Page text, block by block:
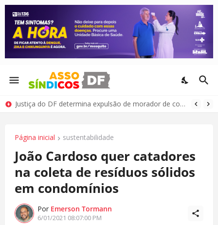
Justiça do DF determina expulsão de morador de condomínio por comportamento antissocial
Página inicial sustentabilidade
João Cardoso quer catadores
na coleta de resíduos sólidos
em condomínios
Por Emerson Tormann
6/01/2021 08:07:00 PM